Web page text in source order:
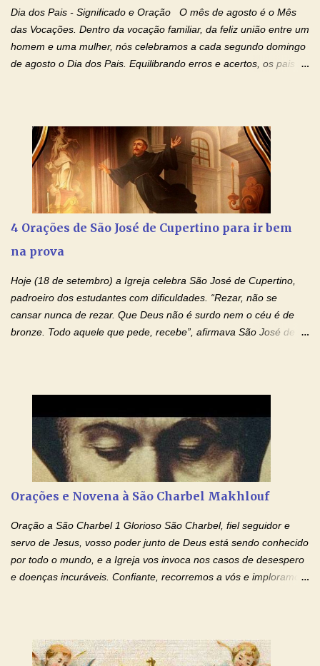
droga. Senhor, Pai Poderoso e cheio de Misericórdia, na
autoridade do Nome de Jesus libertai da escravidão do vício das
drogas, c...
Dia dos Pais - Significado e Oração O mês de agosto é o Mês
das Vocações. Dentro da vocação familiar, da feliz união entre um
homem e uma mulher, nós celebramos a cada segundo domingo
de agosto o Dia dos Pais. Equilibrando erros e acertos, os pais
conforto, boa alimentação, educação de qualidade. E, em geral,
procuram orientá-los para que enfrentem o mundo, com suas
alegrias, com seus dissabores. Acompanham-nos em suas
vitórias, em seus fracassos, em suas lutas. É claro que há
exceções, mas essas exceções só confirmam uma regra porque
estado natural, normal. O mundo de hoje apresenta anomalias
absurdas. Temos notícia de pais que torturam seus filhos, que os
filhos. Mas isso não é o c...
4 Orações de São José de Cupertino para ir bem
na prova
Hoje (18 de setembro) a Igreja celebra São José de Cupertino,
padroeiro dos estudantes com dificuldades. “Rezar, não se
cansar nunca de rezar. Que Deus não é surdo nem o céu é de
bronze. Todo aquele que pede, recebe”, afirmava São José de
mim o teu fervor, a tua sabedoria e a tua fé. Mostra tua bondade,
ajudando-me e eu me esforçarei para imitar tuas virtudes.
Glória… Amável protetor meu, o estudo geralmente é difícil, duro
e entediante para mim. Tu podes deixar tudo isso mais fácil e
esforço maior em meus estudos e uma vida mais digna de tua
santidade. Glória… Deus, que quiseste atrair tudo a teu unigênito
Filho, que foi crucificado, permite que, pelos méritos e exemplos
de te...
Orações e Novena à São Charbel Makhlouf
Oração a São Charbel 1 Glorioso São Charbel, fiel seguidor e
servo de Jesus, vosso poder junto de Deus está sendo conhecido
por todo o mundo, e a Igreja vos invoca nos casos de desespero
e doenças incuráveis. Confiante, recorremos a vós e imploramos
Queremos sempre lembrar-nos deste favor, da vossa intercessão
e invocar-vos como nosso patrono, para maior glória de Deus e o